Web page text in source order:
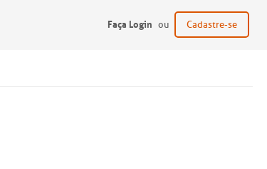
Faça Login ou Cadastre-se